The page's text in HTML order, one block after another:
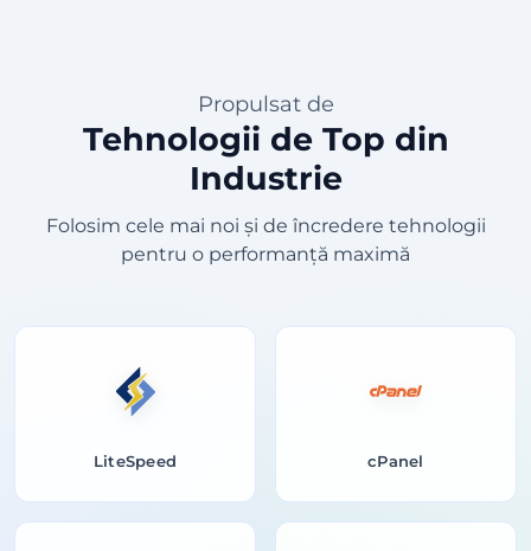
Propulsat de
Tehnologii de Top din
Industrie
Folosim cele mai noi și de încredere tehnologii
pentru o performanță maximă
LiteSpeed cPanel